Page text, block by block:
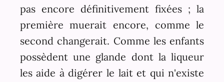
pas encore définitivement fixées ; la
première muerait encore, comme le
second changerait. Comme les enfants
possèdent une glande dont la liqueur
les aide à digérer le lait et qui n'existe